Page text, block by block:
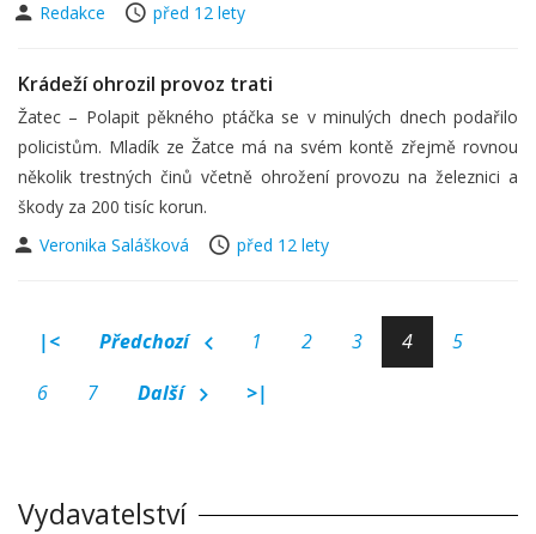
Redakce
před 12 lety
Krádeží ohrozil provoz trati
Žatec – Polapit pěkného ptáčka se v minulých dnech podařilo
policistům. Mladík ze Žatce má na svém kontě zřejmě rovnou
několik trestných činů včetně ohrožení provozu na železnici a
škody za 200 tisíc korun.
Veronika Salášková
před 12 lety
|< Předchozí 1 2 3 4
5
6
7 Další >|
Vydavatelství